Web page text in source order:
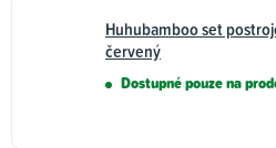
Huhubamboo set
červený
Dostupné pouze na